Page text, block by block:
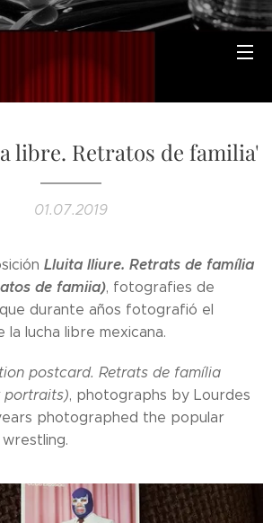
libre. Retratos de familia'
01.07.2019
Lluita lliure. Retrats de família
de famiia), fotografies de
que durante años fotografió el
la lucha libre mexicana.
postcard. Retrats de família
portraits), photographs by Lourdes
photographed the popular